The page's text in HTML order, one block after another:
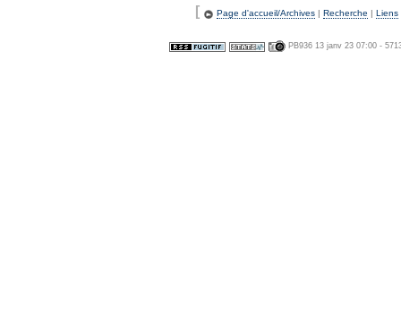
[ Page d'accueil/Archives | Recherche | Liens
PB936 13 janv 23 07:00 -